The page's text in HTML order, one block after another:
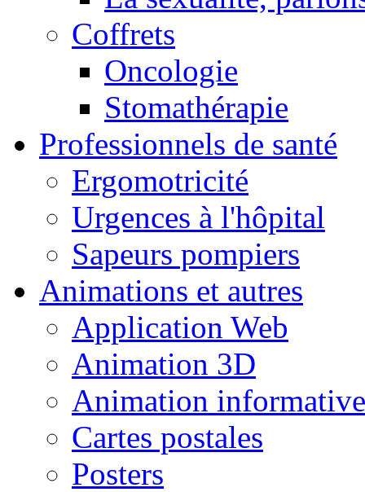
Coffrets
Oncologie
Stomathérapie
Professionnels de santé
Ergomotricité
Urgences à l'hôpital
Sapeurs pompiers
Animations et autres
Application Web
Animation 3D
Animation informative
Cartes postales
Posters